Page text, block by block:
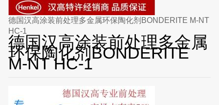
德国汉高涂装前处理多金属环保陶化剂BONDERITE M-NT
HC-1
德国汉高涂装前处理多金属
环保陶化剂BONDERITE
M-NT HC-1